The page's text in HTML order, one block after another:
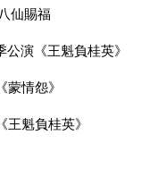
仙賜福
演《王魁負桂英》
情怨》
魁負桂英》